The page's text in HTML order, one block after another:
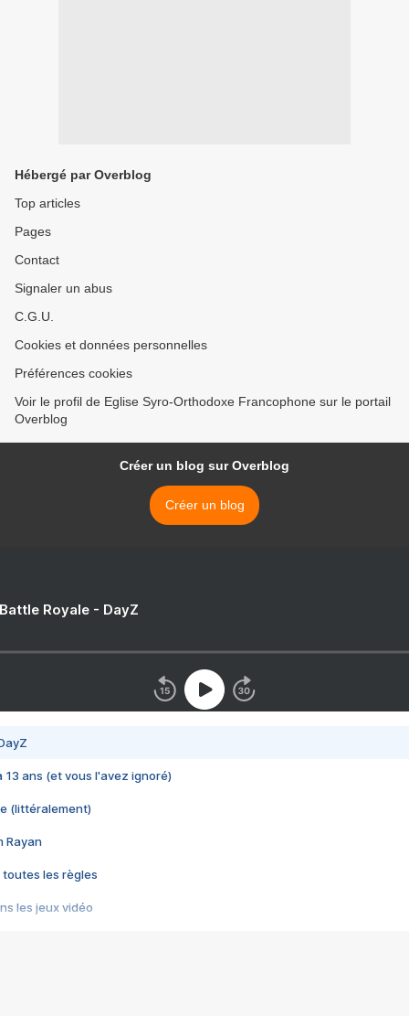
Hébergé par Overblog
Top articles
Pages
Contact
Signaler un abus
C.G.U.
Cookies et données personnelles
Préférences cookies
Voir le profil de Eglise Syro-Orthodoxe Francophone sur le portail
Overblog
Créer un blog sur Overblog
Créer un blog
Royale - DayZ
13 ans (et vous l'avez ignoré)
(littéralement)
Rayan
toutes les règles
les jeux vidéo